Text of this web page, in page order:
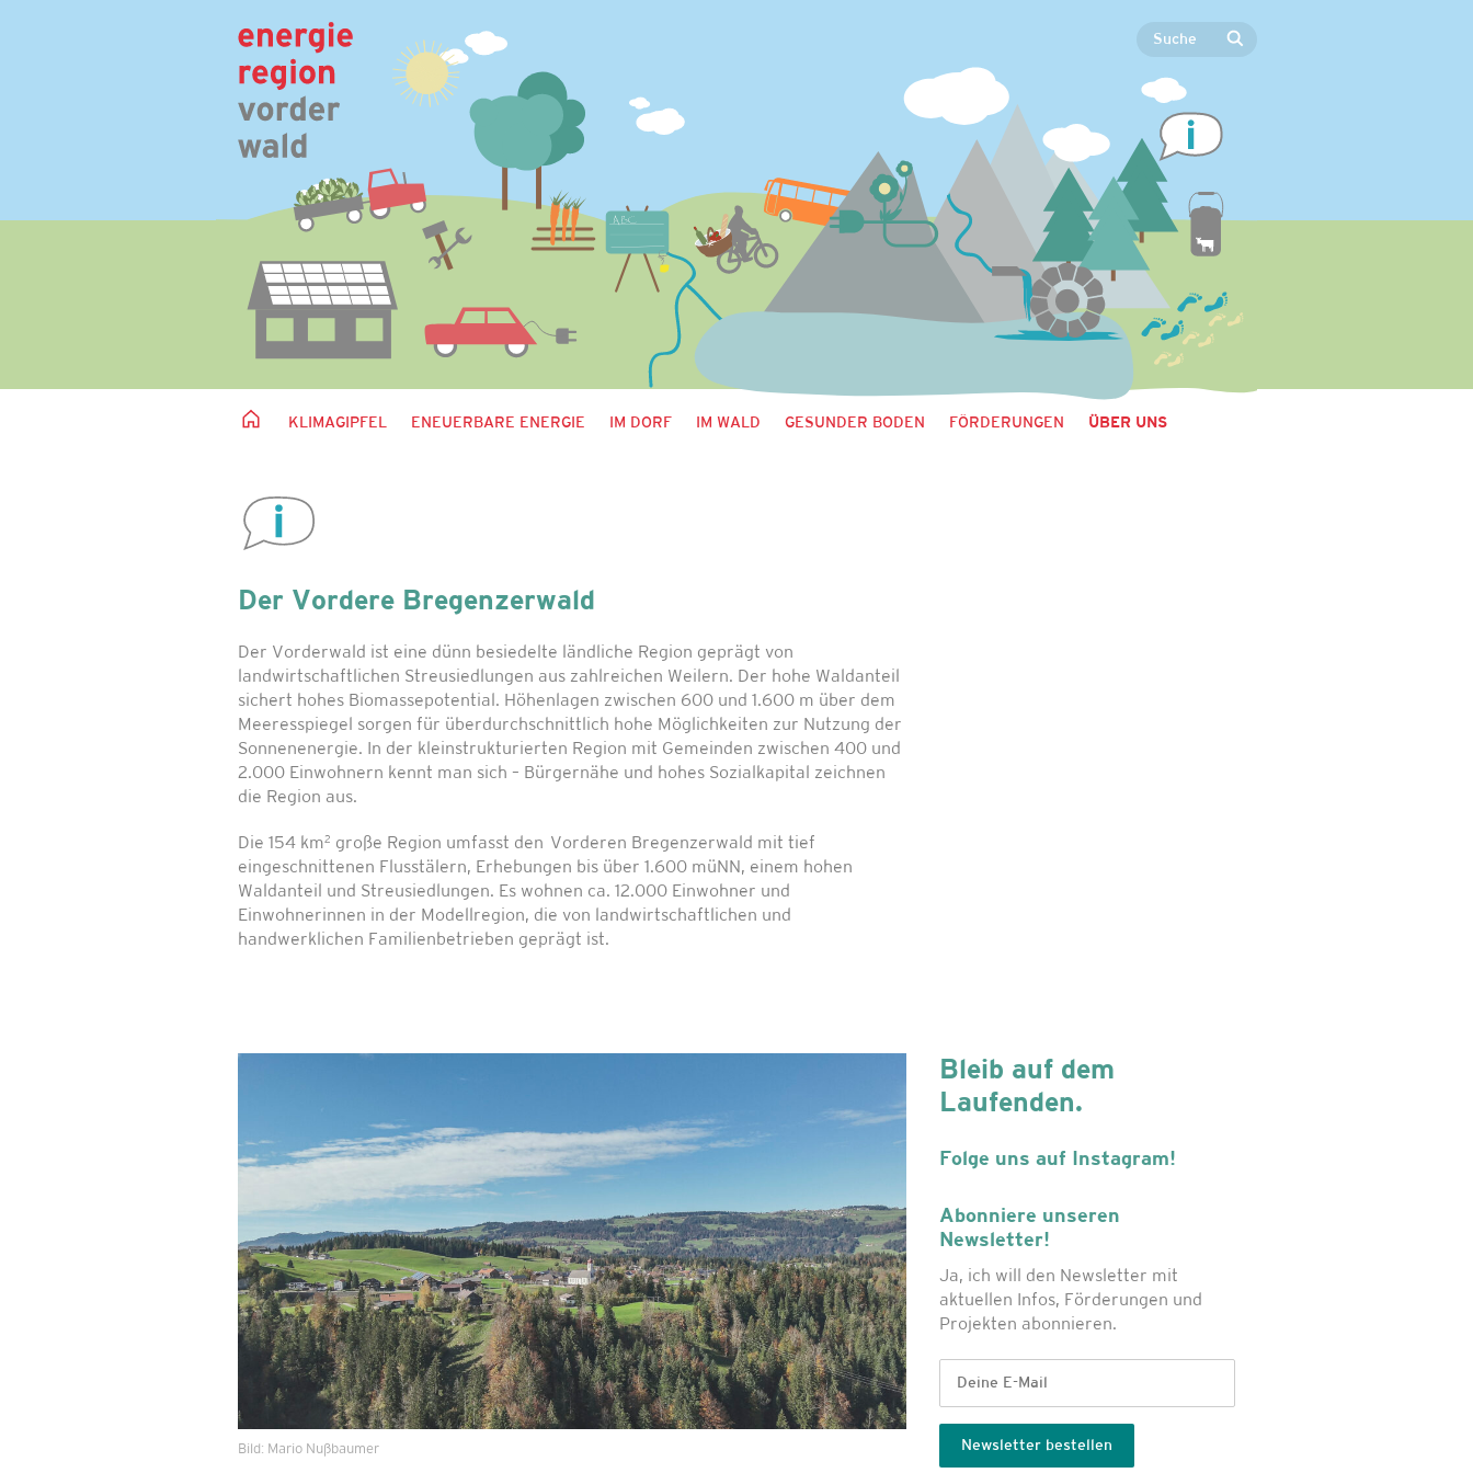
KLIMAGIPFEL ENEUERBARE ENERGIE IM DORF IM WALD GESUNDER BODEN FÖRDERUNGEN ÜBER UNS
Der Vordere Bregenzerwald
Der Vorderwald ist eine dünn besiedelte ländliche Region geprägt von
landwirtschaftlichen Streusiedlungen aus zahlreichen Weilern. Der hohe Waldanteil
sichert hohes Biomassepotential. Höhenlagen zwischen 600 und 1.600 m über dem
Meeresspiegel sorgen für überdurchschnittlich hohe Möglichkeiten zur Nutzung der
Sonnenenergie. In der kleinstrukturierten Region mit Gemeinden zwischen 400 und
2.000 Einwohnern kennt man sich – Bürgernähe und hohes Sozialkapital zeichnen
die Region aus.
Die 154 km2 große Region umfasst den Vorderen Bregenzerwald mit tief
eingeschnittenen Flusstälern, Erhebungen bis über 1.600 müNN, einem hohen
Waldanteil und Streusiedlungen. Es wohnen ca. 12.000 Einwohner und
Einwohnerinnen in der Modellregion, die von landwirtschaftlichen und
handwerklichen Familienbetrieben geprägt ist.
Bild: Mario Nußbaumer
Bleib auf dem
Laufenden.
Folge uns auf Instagram!
Abonniere unseren
Newsletter!
Ja, ich will den Newsletter mit
aktuellen Infos, Förderungen und
Projekten abonnieren.